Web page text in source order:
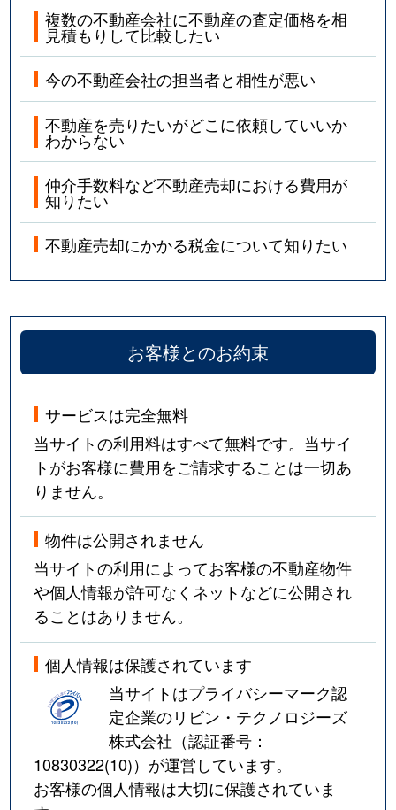
複数の不動産会社に不動産の査定価格を相
見積もりして比較したい
今の不動産会社の担当者と相性が悪い
不動産を売りたいがどこに依頼していいか
わからない
仲介手数料など不動産売却における費用が
知りたい
不動産売却にかかる税金について知りたい
お客様とのお約束
サービスは完全無料
当サイトの利用料はすべて無料です。当サイ
トがお客様に費用をご請求することは一切あ
りません。
物件は公開されません
当サイトの利用によってお客様の不動産物件
や個人情報が許可なくネットなどに公開され
ることはありません。
個人情報は保護されています
当サイトはプライバシーマーク認
定企業のリビン・テクノロジーズ
株式会社（認証番号：
10830322(10)）が運営しています。
お客様の個人情報は大切に保護されていま